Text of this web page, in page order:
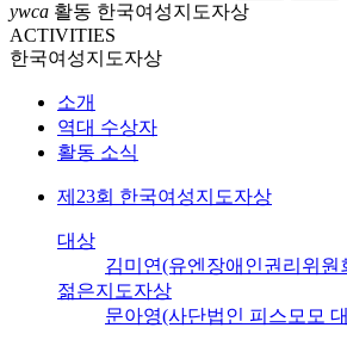
ywca 활동 한국여성지도자상
ACTIVITIES
한국여성지도자상
소개
역대 수상자
활동 소식
제23회 한국여성지도자상
대상
김미연(유엔장애인권리위원
젊은지도자상
문아영(사단법인 피스모모